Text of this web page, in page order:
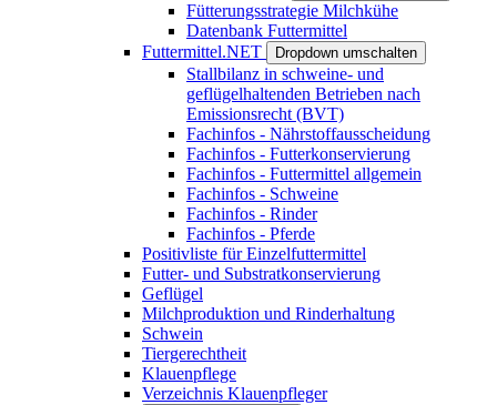
Fütterungsstrategie Milchkühe
Datenbank Futtermittel
Futtermittel.NET
Dropdown umschalten
Stallbilanz in schweine- und
geflügelhaltenden Betrieben nach
Emissionsrecht (BVT)
Fachinfos - Nährstoffausscheidung
Fachinfos - Futterkonservierung
Fachinfos - Futtermittel allgemein
Fachinfos - Schweine
Fachinfos - Rinder
Fachinfos - Pferde
Positivliste für Einzelfuttermittel
Futter- und Substratkonservierung
Geflügel
Milchproduktion und Rinderhaltung
Schwein
Tiergerechtheit
Klauenpflege
Verzeichnis Klauenpfleger